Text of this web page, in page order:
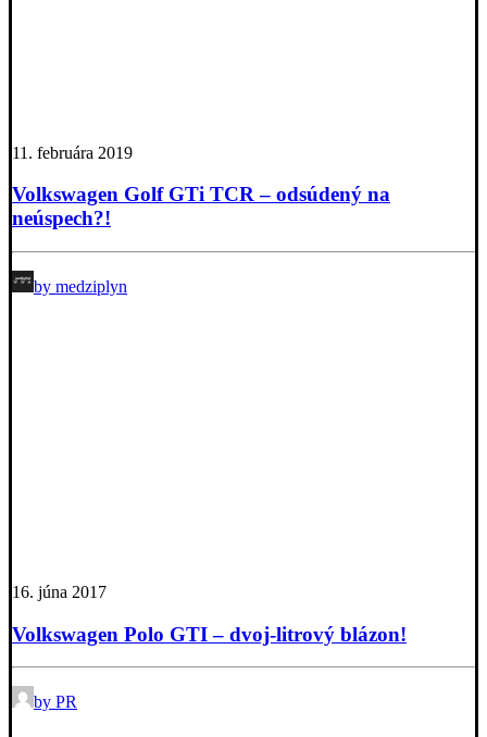
11. februára 2019
Volkswagen Golf GTi TCR – odsúdený na
neúspech?!
by medziplyn
16. júna 2017
Volkswagen Polo GTI – dvoj-litrový blázon!
by PR